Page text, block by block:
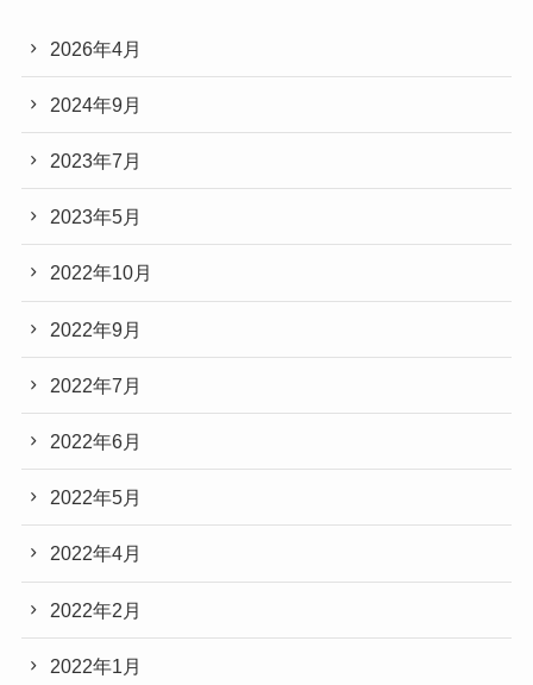
2026年4月
2024年9月
2023年7月
2023年5月
2022年10月
2022年9月
2022年7月
2022年6月
2022年5月
2022年4月
2022年2月
2022年1月